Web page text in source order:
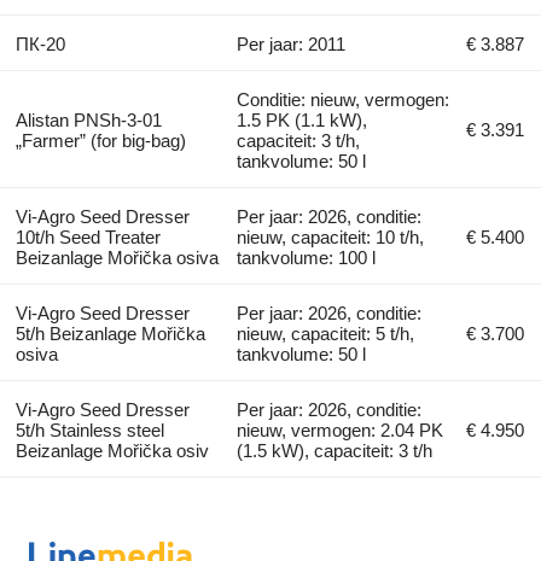
ПК-20 Per jaar: 2011 € 3.887
Alistan PNSh-3-01
„Farmer” (for big-bag)
Conditie: nieuw, vermogen:
1.5 PK (1.1 kW),
capaciteit: 3 t/h,
tankvolume: 50 l
€ 3.391
Vi-Agro Seed Dresser
10t/h Seed Treater
Beizanlage Mořička osiva
Per jaar: 2026, conditie:
nieuw, capaciteit: 10 t/h,
tankvolume: 100 l
€ 5.400
Vi-Agro Seed Dresser
5t/h Beizanlage Mořička
osiva
Per jaar: 2026, conditie:
nieuw, capaciteit: 5 t/h,
tankvolume: 50 l
€ 3.700
Vi-Agro Seed Dresser
5t/h Stainless steel
Beizanlage Mořička osiv
Per jaar: 2026, conditie:
nieuw, vermogen: 2.04 PK
(1.5 kW), capaciteit: 3 t/h
€ 4.950